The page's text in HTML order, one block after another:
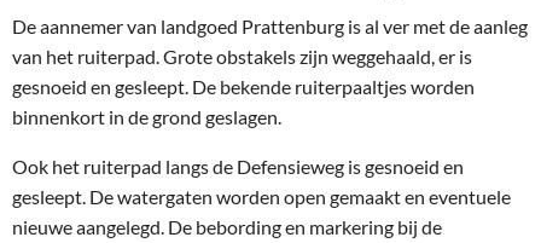
De aannemer van landgoed Prattenburg is al ver met de aanleg
van het ruiterpad. Grote obstakels zijn weggehaald, er is
gesnoeid en gesleept. De bekende ruiterpaaltjes worden
binnenkort in de grond geslagen.
Ook het ruiterpad langs de Defensieweg is gesnoeid en
gesleept. De watergaten worden open gemaakt en eventuele
nieuwe aangelegd. De bebording en markering bij de